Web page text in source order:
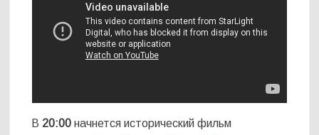
В 20:00 начнется исторический фильм